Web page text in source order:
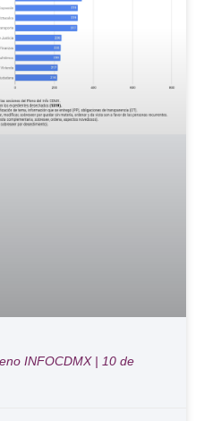
INFOCDMX | 10 de